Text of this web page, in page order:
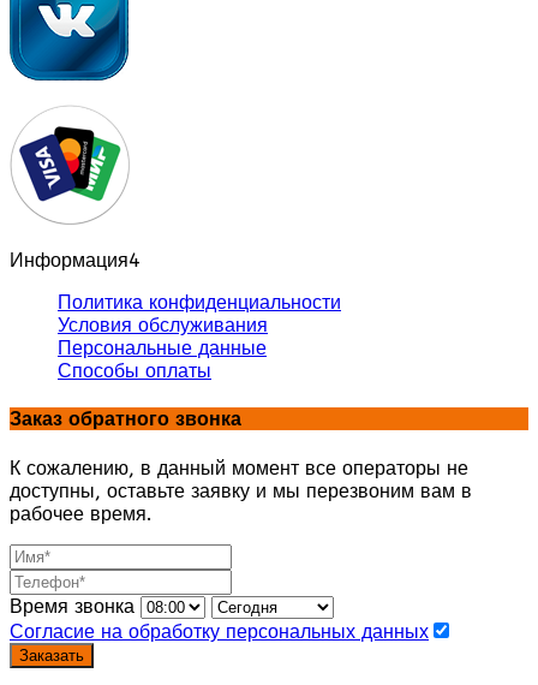
Информация4
Политика конфиденциальности
Условия обслуживания
Персональные данные
Способы оплаты
Заказ обратного звонка
К сожалению, в данный момент все операторы не
доступны, оставьте заявку и мы перезвоним вам в
рабочее время.
Время звонка
Согласие на обработку персональных данных
Заказать